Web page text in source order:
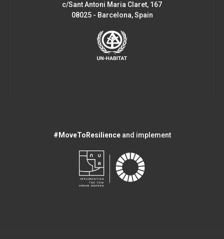
c/Sant Antoni Maria Claret, 167
08025 - Barcelona, Spain
#MoveToResilienceand implement